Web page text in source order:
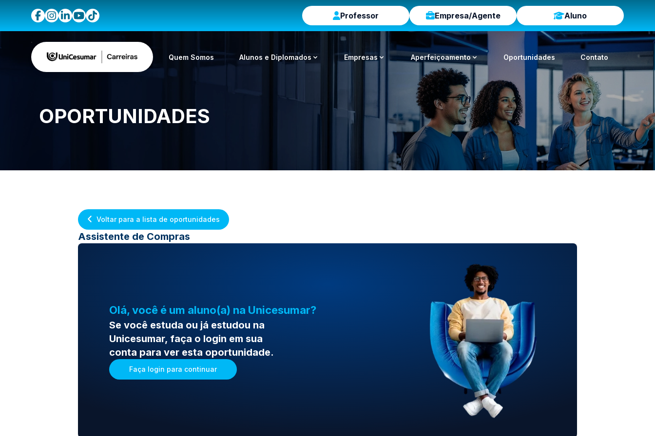
Professor Empresa/Agente Aluno
Quem Somos Alunos e Diplomados Empresas Aperfeiçoamento Oportunidades Contato
OPORTUNIDADES
Voltar para a lista de oportunidades
Assistente de Compras
Olá, você é um aluno(a) na Unicesumar?
Se você estuda ou já estudou na
Unicesumar, faça o login em sua
conta para ver esta oportunidade.
Faça login para continuar